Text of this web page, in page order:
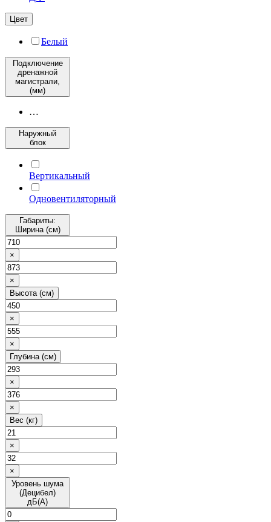
Цвет
Белый
Подключение
дренажной
магистрали,
(мм)
…
Наружный
блок
Вертикальный
Одновентиляторный
Габариты:
Ширина (см)
×
×
Высота (см)
×
×
Глубина (см)
×
×
Вес (кг)
×
×
Уровень шума
(Децибел)
дБ(А)